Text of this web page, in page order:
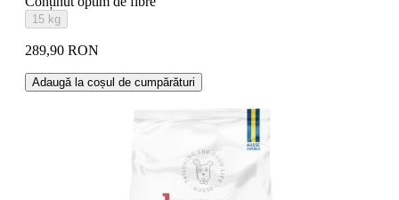
15 kg
289,90 RON
Adaugă la coșul de cumpărături